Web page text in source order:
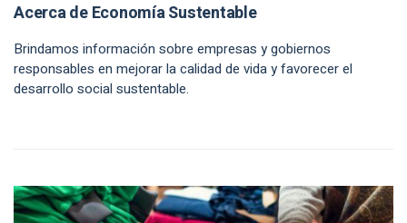
Acerca de Economía Sustentable
Brindamos información sobre empresas y gobiernos
responsables en mejorar la calidad de vida y favorecer el
desarrollo social sustentable.